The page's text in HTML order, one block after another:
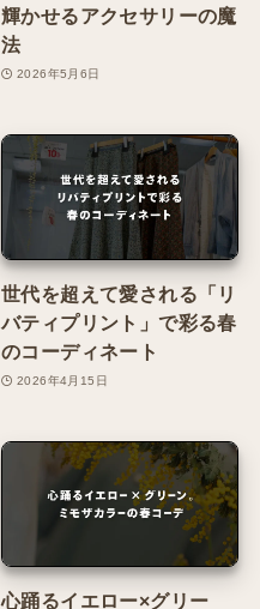
輝かせるアクセサリーの魔
法
2026年5月6日
世代を超えて愛される「リ
バティプリント」で彩る春
のコーディネート
2026年4月15日
心踊るイエロー×グリー